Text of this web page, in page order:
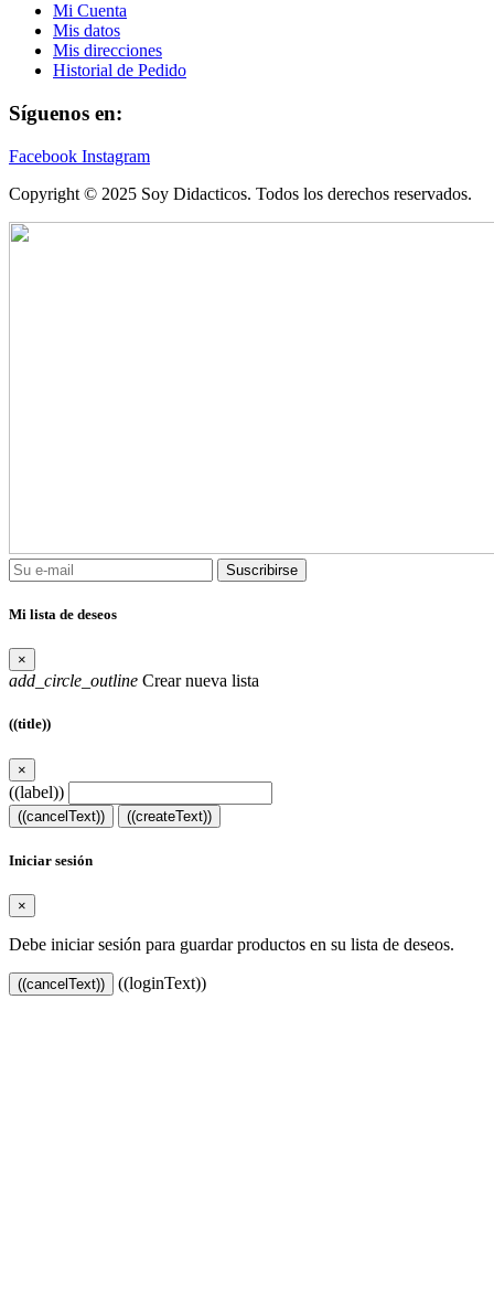
Mi Cuenta
Mis datos
Mis direcciones
Historial de Pedido
Síguenos en:
Facebook Instagram
Copyright © 2025 Soy Didacticos. Todos los derechos reservados.
Suscribirse
Mi lista de deseos
×
add_circle_outline Crear nueva lista
((title))
×
((label))
((cancelText)) ((createText))
Iniciar sesión
×
Debe iniciar sesión para guardar productos en su lista de deseos.
((cancelText)) ((loginText))